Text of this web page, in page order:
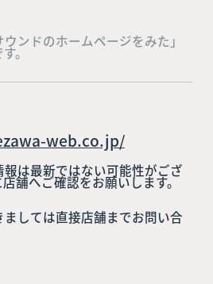
ンドのホームページをみた」
。
web.co.jp/
は最新ではない可能性がござ
舗へご確認をお願いします。
しては直接店舗までお問い合